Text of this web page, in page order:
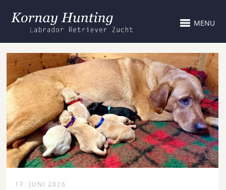
MENU
17. JUNI 2026